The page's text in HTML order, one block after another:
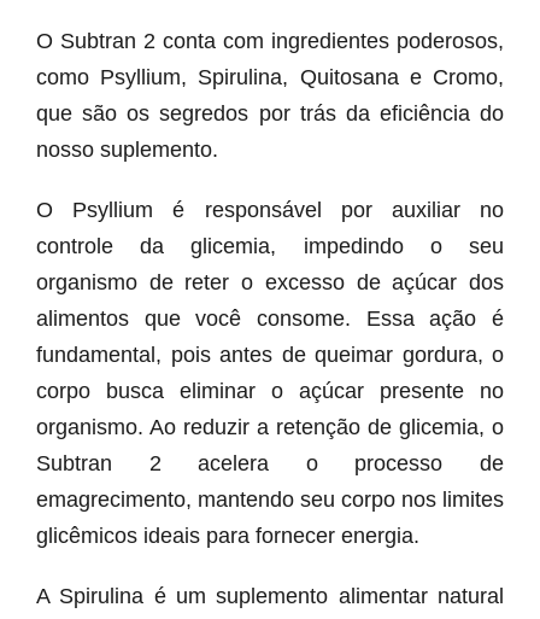
O Subtran 2 conta com ingredientes poderosos,
como Psyllium, Spirulina, Quitosana e Cromo,
que são os segredos por trás da eficiência do
nosso suplemento.
O Psyllium é responsável por auxiliar no
controle da glicemia, impedindo o seu
organismo de reter o excesso de açúcar dos
alimentos que você consome. Essa ação é
fundamental, pois antes de queimar gordura, o
corpo busca eliminar o açúcar presente no
organismo. Ao reduzir a retenção de glicemia, o
Subtran 2 acelera o processo de
emagrecimento, mantendo seu corpo nos limites
glicêmicos ideais para fornecer energia.
A Spirulina é um suplemento alimentar natural